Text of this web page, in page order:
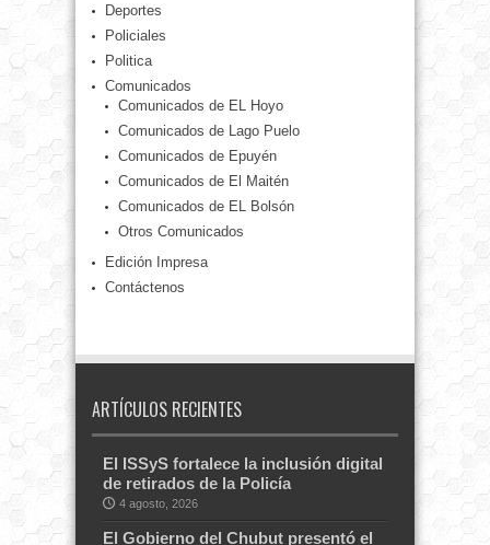
Deportes
Policiales
Politica
Comunicados
Comunicados de EL Hoyo
Comunicados de Lago Puelo
Comunicados de Epuyén
Comunicados de El Maitén
Comunicados de EL Bolsón
Otros Comunicados
Edición Impresa
Contáctenos
ARTÍCULOS RECIENTES
El ISSyS fortalece la inclusión digital
de retirados de la Policía
4 agosto, 2026
El Gobierno del Chubut presentó el